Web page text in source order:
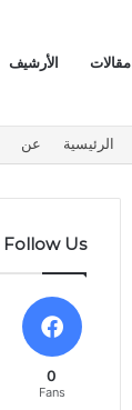
مقالات الأرشيف
الرئيسية عن
Follow Us
0
Fans